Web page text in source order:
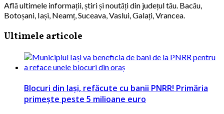
Află ultimele informații, știri și noutăți din județul tău. Bacău,
Botoșani, Iași, Neamț, Suceava, Vaslui, Galați, Vrancea.
Ultimele articole
Blocuri din Iași, refăcute cu banii PNRR! Primăria
primește peste 5 milioane euro